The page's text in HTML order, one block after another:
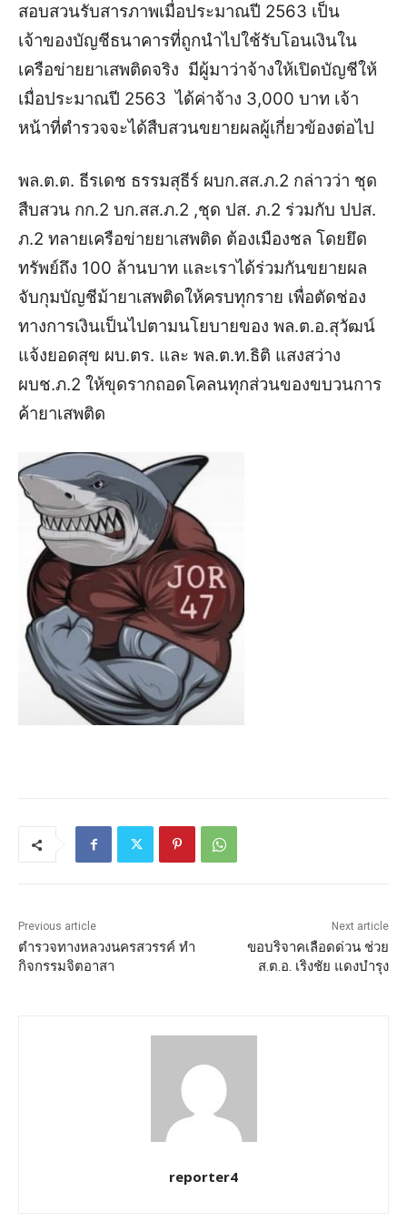
สอบสวนรับสารภาพเมื่อประมาณปี 2563 เป็น
เจ้าของบัญชีธนาคารที่ถูกนำไปใช้รับโอนเงินใน
เครือข่ายยาเสพติดจริง มีผู้มาว่าจ้างให้เปิดบัญชีให้
เมื่อประมาณปี 2563 ได้ค่าจ้าง 3,000 บาท เจ้า
หน้าที่ตำรวจจะได้สืบสวนขยายผลผู้เกี่ยวข้องต่อไป
พล.ต.ต. ธีรเดช ธรรมสุธีร์ ผบก.สส.ภ.2 กล่าวว่า ชุด
สืบสวน กก.2 บก.สส.ภ.2 ,ชุด ปส. ภ.2 ร่วมกับ ปปส.
ภ.2 ทลายเครือข่ายยาเสพติด ต้องเมืองชล โดยยึด
ทรัพย์ถึง 100 ล้านบาท และเราได้ร่วมกันขยายผล
จับกุมบัญชีม้ายาเสพติดให้ครบทุกราย เพื่อตัดช่อง
ทางการเงินเป็นไปตามนโยบายของ พล.ต.อ.สุวัฒน์
แจ้งยอดสุข ผบ.ตร. และ พล.ต.ท.ธิติ แสงสว่าง
ผบช.ภ.2 ให้ขุดรากถอดโคลนทุกส่วนของขบวนการ
ค้ายาเสพติด
Previous article
ตำรวจทางหลวงนครสวรรค์ ทำ
กิจกรรมจิตอาสา
Next article
ขอบริจาคเลือดด่วน ช่วย
ส.ต.อ. เริงชัย แดงบำรุง
reporter4